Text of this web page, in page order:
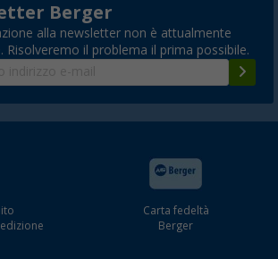
Berger
alla newsletter non è attualmente
Risolveremo il problema il prima possibile.
Carta fedeltà
Berger